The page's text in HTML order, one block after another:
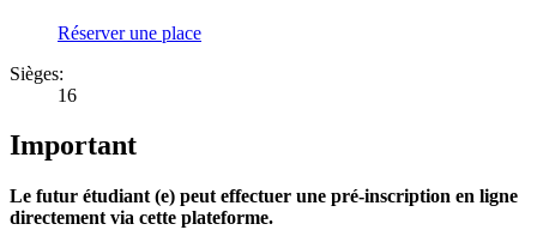
Réserver une place
Sièges:
16
Important
Le futur étudiant (e) peut effectuer une pré-inscription en ligne
directement via cette plateforme.